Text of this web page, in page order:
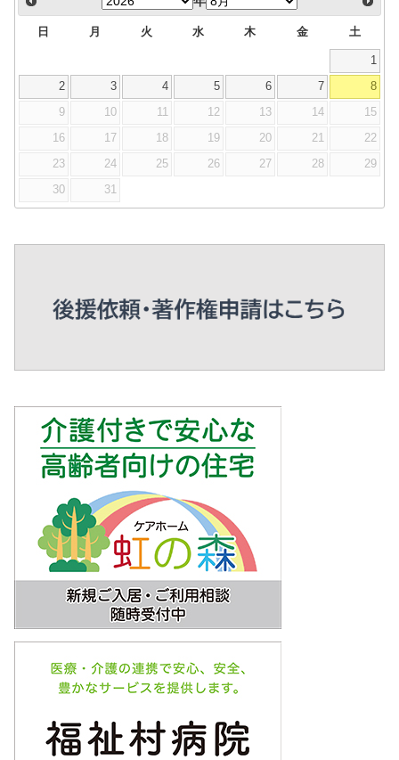
日 月 火 水 木 金 土
1
2 3 4 5 6 7 8
9 10 11 12 13 14 15
16 17 18 19 20 21 22
23 24 25 26 27 28 29
30 31